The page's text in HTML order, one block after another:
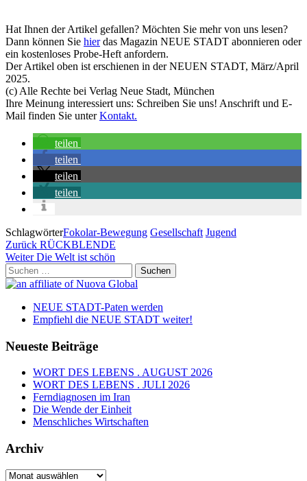
Hat Ihnen der Artikel gefallen? Möchten Sie mehr von uns lesen?
Dann können Sie hierdas Magazin NEUE STADT abonnieren oder
ein kostenloses Probe-Heft anfordern.
Der Artikel oben ist erschienen in der NEUEN STADT, März/April
2025.
(c) Alle Rechte bei Verlag Neue Stadt, München
Ihre Meinung interessiert uns: Schreiben Sie uns! Anschrift und E-
Mail finden Sie unterKontakt.
teilen
teilen
teilen
teilen
SchlagwörterFokolar-Bewegung Gesellschaft Jugend
Beitragsnavigation
Vorheriger
Beitrag
Zurück RÜCKBLENDE
Nächster
Beitrag
Weiter Die Welt ist schön
Suchen
nach:
NEUE STADT-Paten werden
Empfiehl die NEUE STADT weiter!
Neueste Beiträge
WORT DES LEBENS . AUGUST 2026
WORT DES LEBENS . JULI 2026
Ferndiagnosen im Iran
Die Wende der Einheit
Menschliches Wirtschaften
Archiv
Archiv